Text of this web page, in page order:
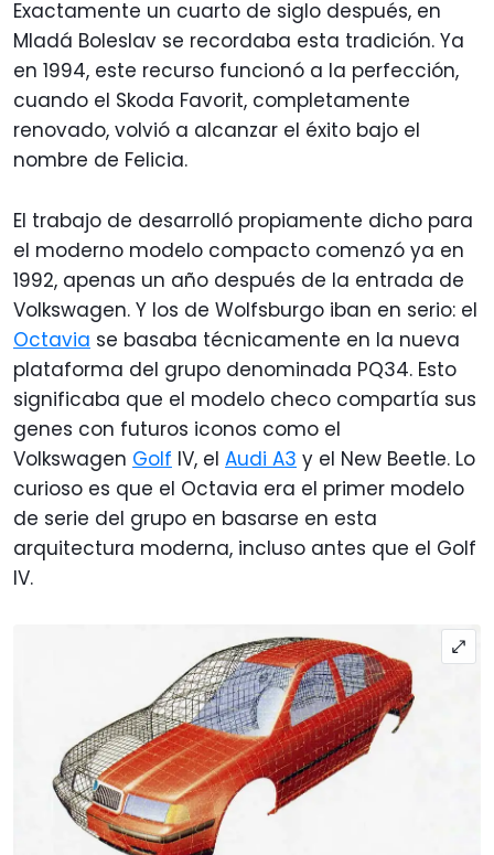
Exactamente un cuarto de siglo después, en
Mladá Boleslav se recordaba esta tradición. Ya
en 1994, este recurso funcionó a la perfección,
cuando el Skoda Favorit, completamente
renovado, volvió a alcanzar el éxito bajo el
nombre de Felicia.
El trabajo de desarrolló propiamente dicho para
el moderno modelo compacto comenzó ya en
1992, apenas un año después de la entrada de
Volkswagen. Y los de Wolfsburgo iban en serio: el
Octavia se basaba técnicamente en la nueva
plataforma del grupo denominada PQ34. Esto
significaba que el modelo checo compartía sus
genes con futuros iconos como el
Volkswagen Golf IV, el Audi A3 y el New Beetle. Lo
curioso es que el Octavia era el primer modelo
de serie del grupo en basarse en esta
arquitectura moderna, incluso antes que el Golf
IV.